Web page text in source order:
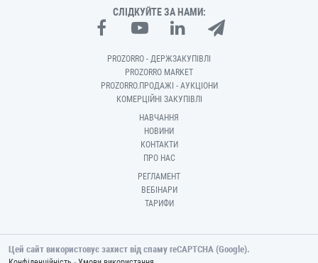
СЛІДКУЙТЕ ЗА НАМИ:
PROZORRO - ДЕРЖЗАКУПІВЛІ
PROZORRO MARKET
PROZORRO.ПРОДАЖІ - АУКЦІОНИ
КОМЕРЦІЙНІ ЗАКУПІВЛІ
НАВЧАННЯ
НОВИНИ
КОНТАКТИ
ПРО НАС
РЕГЛАМЕНТ
ВЕБІНАРИ
ТАРИФИ
Цей сайт використовує захист від спаму reCAPTCHA (Google).